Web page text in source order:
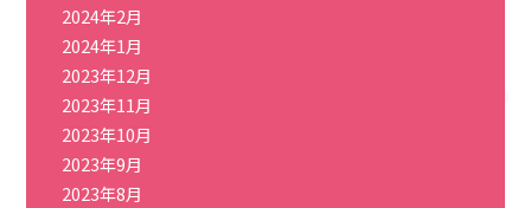
2024年2月
2024年1月
2023年12月
2023年11月
2023年10月
2023年9月
2023年8月